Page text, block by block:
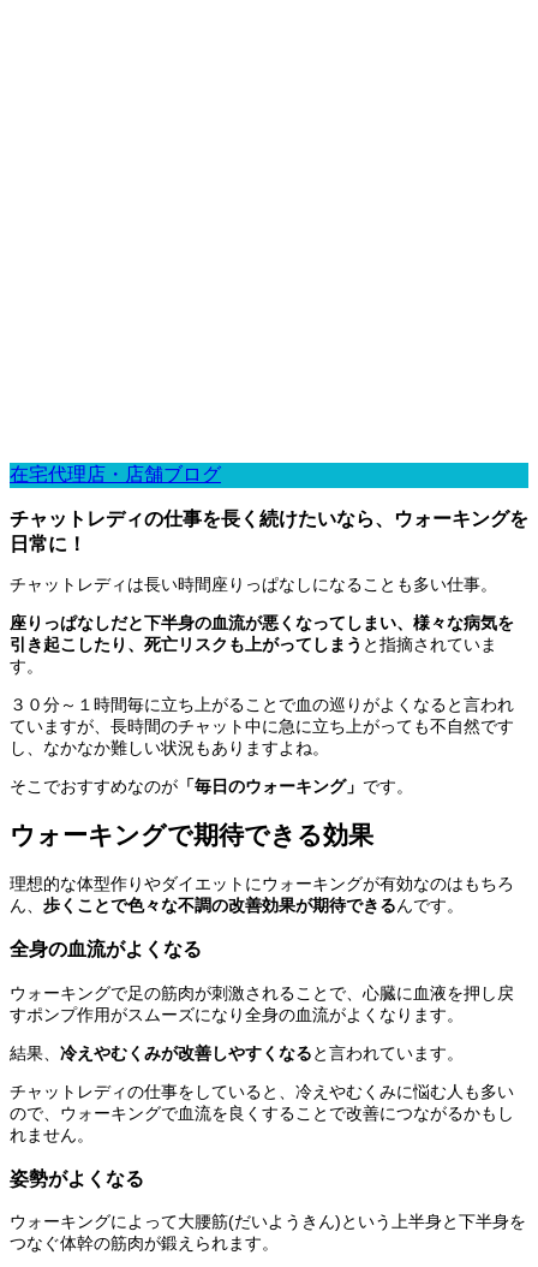
在宅代理店・店舗ブログ
チャットレディの仕事を長く続けたいなら、ウォーキングを
日常に！
チャットレディは長い時間座りっぱなしになることも多い仕事。
座りっぱなしだと下半身の血流が悪くなってしまい、様々な病気を
引き起こしたり、死亡リスクも上がってしまう と指摘されていま
す。
３０分～１時間毎に立ち上がることで血の巡りがよくなると言われ
ていますが、長時間のチャット中に急に立ち上がっても不自然です
し、なかなか難しい状況もありますよね。
そこでおすすめなのが 「毎日のウォーキング」 です。
ウォーキングで期待できる効果
理想的な体型作りやダイエットにウォーキングが有効なのはもちろ
ん、 歩くことで色々な不調の改善効果が期待できるんです。
全身の血流がよくなる
ウォーキングで足の筋肉が刺激されることで、心臓に血液を押し戻
すポンプ作用がスムーズになり全身の血流がよくなります。
結果、 冷えやむくみが改善しやすくなると言われています。
チャットレディの仕事をしていると、冷えやむくみに悩む人も多い
ので、ウォーキングで血流を良くすることで改善につながるかもし
れません。
姿勢がよくなる
ウォーキングによって大腰筋(だいようきん)という上半身と下半身を
つなぐ体幹の筋肉が鍛えられます。